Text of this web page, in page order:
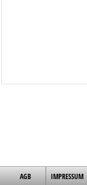
AGB IMPRESSUM